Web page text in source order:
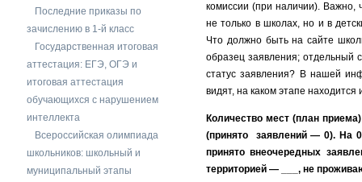
Последние приказы по
зачислению в 1-й класс
Государственная итоговая
аттестация: ЕГЭ, ОГЭ и
итоговая аттестация
обучающихся с нарушением
интеллекта
Всероссийская олимпиада
школьников: школьный и
муниципальный этапы
комиссии (при наличии).
не только в школах, но и в
Что должно быть на сайте
образец заявления; отдельный
статус заявления? В нашей
видят, на каком этапе
Количество мест (план
(принято заявлений — 0). На
принято внеочередных
территорией — ___, не